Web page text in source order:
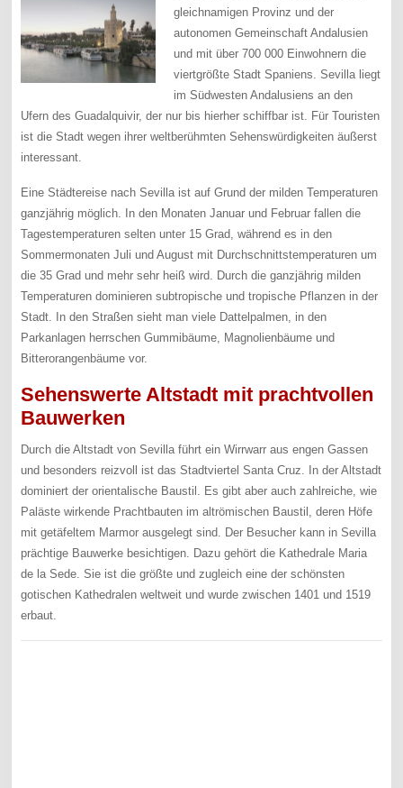
gleichnamigen Provinz und der
autonomen Gemeinschaft Andalusien
und mit über 700 000 Einwohnern die
viertgrößte Stadt Spaniens. Sevilla liegt
im Südwesten Andalusiens an den
Ufern des Guadalquivir, der nur bis hierher schiffbar ist. Für Touristen
ist die Stadt wegen ihrer weltberühmten Sehenswürdigkeiten äußerst
interessant.
Eine Städtereise nach Sevilla ist auf Grund der milden Temperaturen
ganzjährig möglich. In den Monaten Januar und Februar fallen die
Tagestemperaturen selten unter 15 Grad, während es in den
Sommermonaten Juli und August mit Durchschnittstemperaturen um
die 35 Grad und mehr sehr heiß wird. Durch die ganzjährig milden
Temperaturen dominieren subtropische und tropische Pflanzen in der
Stadt. In den Straßen sieht man viele Dattelpalmen, in den
Parkanlagen herrschen Gummibäume, Magnolienbäume und
Bitterorangenbäume vor.
Sehenswerte Altstadt mit prachtvollen
Bauwerken
Durch die Altstadt von Sevilla führt ein Wirrwarr aus engen Gassen
und besonders reizvoll ist das Stadtviertel Santa Cruz. In der Altstadt
dominiert der orientalische Baustil. Es gibt aber auch zahlreiche, wie
Paläste wirkende Prachtbauten im altrömischen Baustil, deren Höfe
mit getäfeltem Marmor ausgelegt sind. Der Besucher kann in Sevilla
prächtige Bauwerke besichtigen. Dazu gehört die Kathedrale Maria
de la Sede. Sie ist die größte und zugleich eine der schönsten
gotischen Kathedralen weltweit und wurde zwischen 1401 und 1519
erbaut.